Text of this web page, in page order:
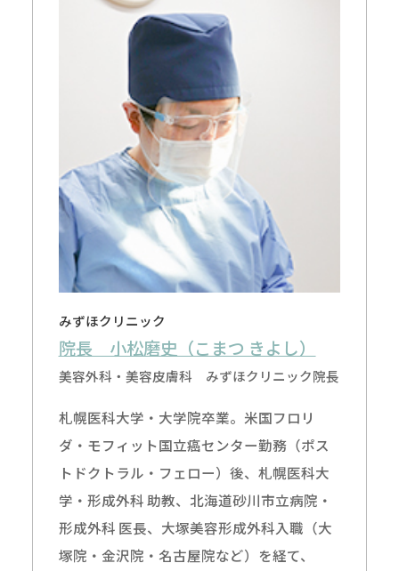
みずほクリニック
院長 小松磨史（こまつ きよし）
美容外科・美容皮膚科 みずほクリニック院長
札幌医科大学・大学院卒業。米国フロリ
ダ・モフィット国立癌センター勤務（ポス
トドクトラル・フェロー）後、札幌医科大
学・形成外科 助教、北海道砂川市立病院・
形成外科 医長、大塚美容形成外科入職（大
塚院・金沢院・名古屋院など）を経て、